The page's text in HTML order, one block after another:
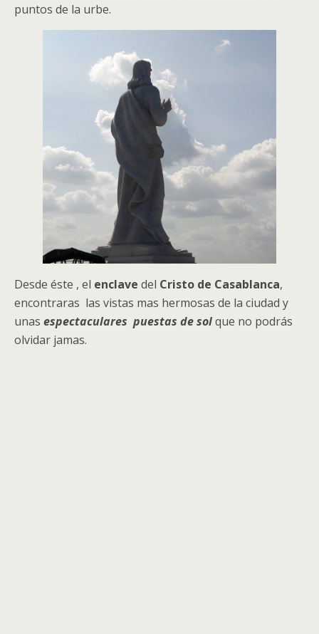
puntos de la urbe.
Desde éste , el enclave del Cristo de Casablanca,
encontraras las vistas mas hermosas de la ciudad y
unas espectaculares puestas de solque no podrás
olvidar jamas.